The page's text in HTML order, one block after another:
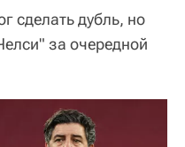
сделать дубль, но
за очередной